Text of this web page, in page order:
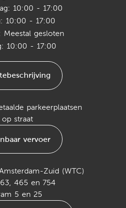
10:00 - 17:00
10:00 - 17:00
Meestal gesloten
10:00 - 17:00
parkeerplaatsen
op straat
vervoer
Zuid (WTC)
465 en 754
5 en 25